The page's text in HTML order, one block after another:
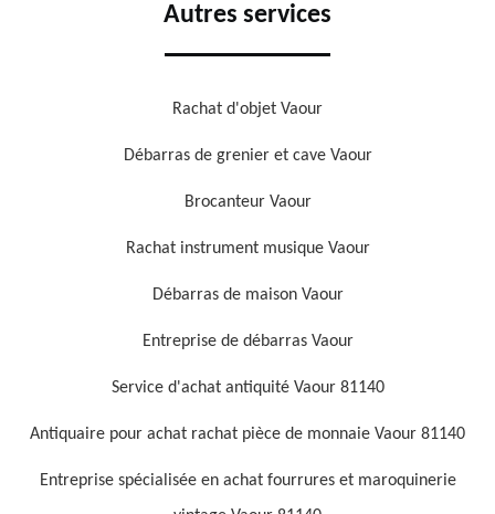
Autres services
Rachat d'objet Vaour
Débarras de grenier et cave Vaour
Brocanteur Vaour
Rachat instrument musique Vaour
Débarras de maison Vaour
Entreprise de débarras Vaour
Service d'achat antiquité Vaour 81140
Antiquaire pour achat rachat pièce de monnaie Vaour 81140
Entreprise spécialisée en achat fourrures et maroquinerie